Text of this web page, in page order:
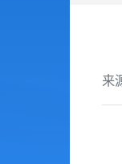
来